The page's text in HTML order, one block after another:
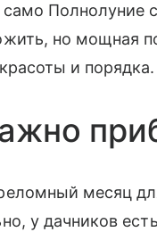
Полнолуние
но мощная
и порядка.
месяц
у дачников